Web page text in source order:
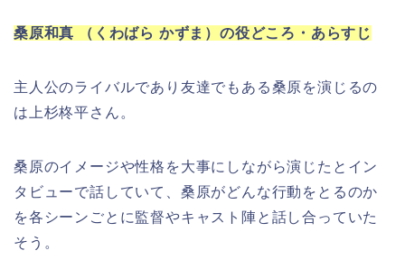
桑原和真 （くわばら かずま）の役どころ・あらすじ
主人公のライバルであり友達でもある桑原を演じるの
は上杉柊平さん。
桑原のイメージや性格を大事にしながら演じたとイン
タビューで話していて、桑原がどんな行動をとるのか
を各シーンごとに監督やキャスト陣と話し合っていた
そう。